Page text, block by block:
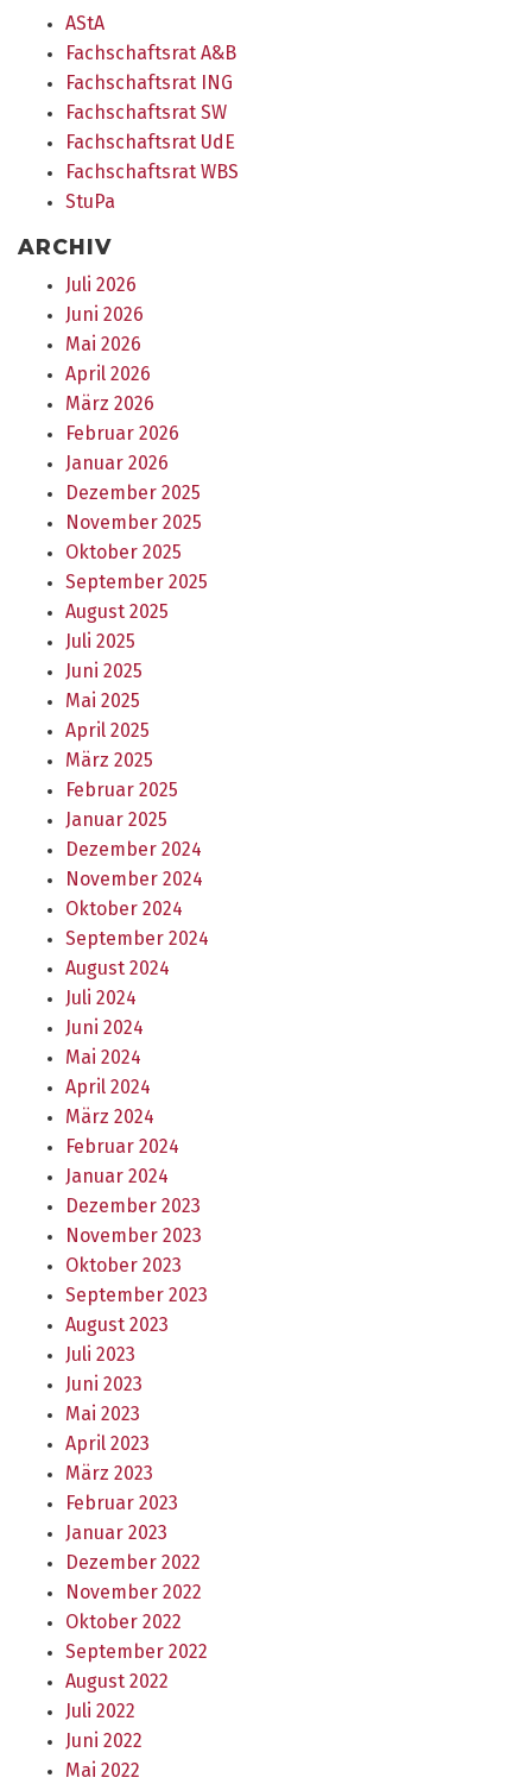
AStA
Fachschaftsrat A&B
Fachschaftsrat ING
Fachschaftsrat SW
Fachschaftsrat UdE
Fachschaftsrat WBS
StuPa
ARCHIV
Juli 2026
Juni 2026
Mai 2026
April 2026
März 2026
Februar 2026
Januar 2026
Dezember 2025
November 2025
Oktober 2025
September 2025
August 2025
Juli 2025
Juni 2025
Mai 2025
April 2025
März 2025
Februar 2025
Januar 2025
Dezember 2024
November 2024
Oktober 2024
September 2024
August 2024
Juli 2024
Juni 2024
Mai 2024
April 2024
März 2024
Februar 2024
Januar 2024
Dezember 2023
November 2023
Oktober 2023
September 2023
August 2023
Juli 2023
Juni 2023
Mai 2023
April 2023
März 2023
Februar 2023
Januar 2023
Dezember 2022
November 2022
Oktober 2022
September 2022
August 2022
Juli 2022
Juni 2022
Mai 2022